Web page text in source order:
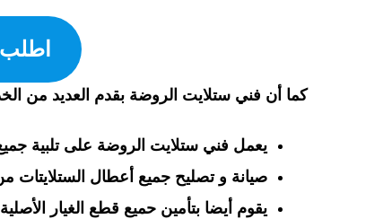
اطلب
كما أن فني ستلايت الروضة بقدم العديد من
يعمل فني ستلايت الروضة على تلبية
صيانة و تصليح جميع أعطال
يقوم أيضا بتأمين حميع قطع الغيار الأصلية